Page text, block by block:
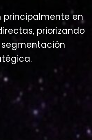
principalmente en
priorizando